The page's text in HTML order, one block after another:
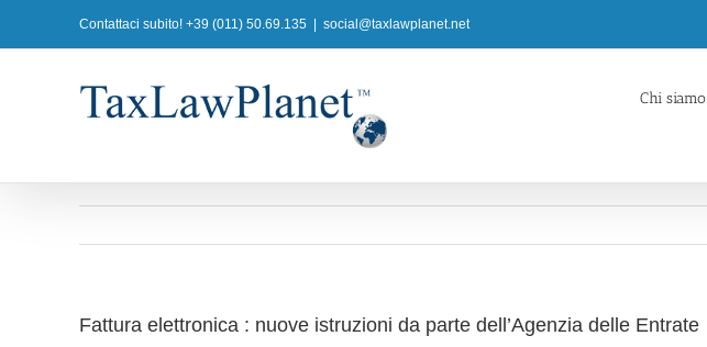
al
Contattaci subito! +39 (011) 50.69.135 social@taxlawplanet.net
Chi siamo
Fattura elettronica : nuove istruzioni da parte dell’Agenzia delle Entrate